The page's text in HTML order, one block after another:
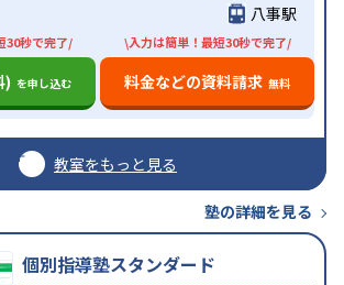
八事駅
30秒で完了/
) を申し込む
\入力は簡単！最短30秒で完了/
料金などの資料請求 無料
教室をもっと見る
塾の詳細を見る
個別指導塾スタンダード